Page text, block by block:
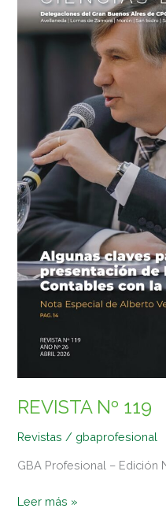
REVISTA Nº 119
Revistas / gbaprofesional
GBA Profesional – Edición
Leer más »